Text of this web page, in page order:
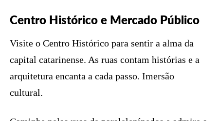
Centro Histórico e Mercado Público
Visite o Centro Histórico para sentir a alma da
capital catarinense. As ruas contam histórias e a
arquitetura encanta a cada passo. Imersão
cultural.